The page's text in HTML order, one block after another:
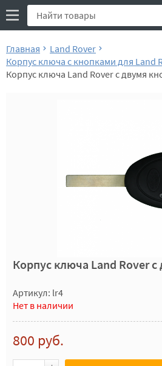
Главная
Land Rover
Корпус ключа с кнопками для Land
Корпус ключа Land Rover с двумя
Корпус ключа Land Rover
Артикул: lr4
Нет в наличии
800 руб.